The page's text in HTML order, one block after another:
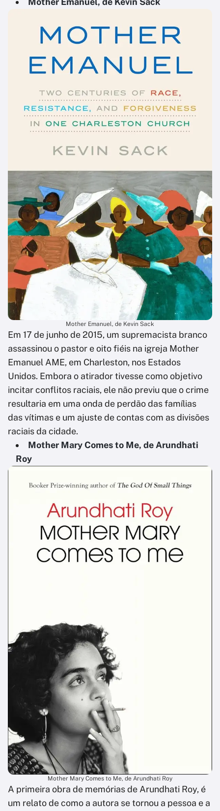
Mother Emanuel, de Kevin Sack
Em 17 de junho de 2015, um supremacista branco
assassinou o pastor e oito fiéis na igreja Mother
Emanuel AME, em Charleston, nos Estados
Unidos. Embora o atirador tivesse como objetivo
incitar conflitos raciais, ele não previu que o crime
resultaria em uma onda de perdão das famílias
das vítimas e um ajuste de contas com as divisões
raciais da cidade.
Mother Mary Comes to Me, de Arundhati
Roy
Mother Mary Comes to Me, de Arundhati Roy
A primeira obra de memórias de Arundhati Roy, é
um relato de como a autora se tornou a pessoa e a